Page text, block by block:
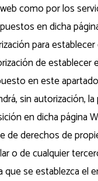
como por los
en dicha
para
de establecer
en este
sin autorización,
en dicha página
de derechos de
o de cualquier
que se establezca el